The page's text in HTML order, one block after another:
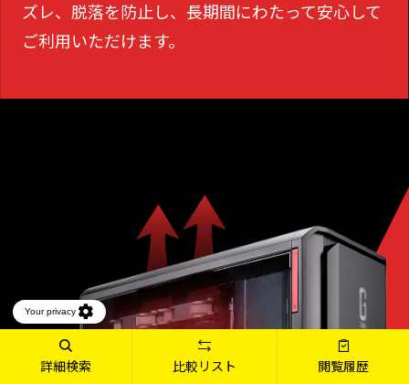
ズレ、脱落を防止し、長期間にわたって安心して
ご利用いただけます。
詳細検索 比較リスト 閲覧履歴